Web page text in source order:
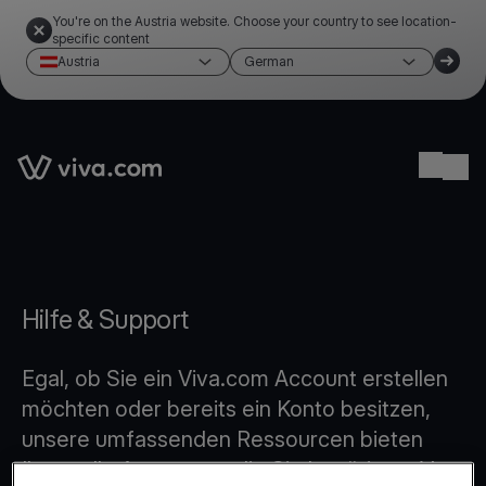
You're on the Austria website. Choose your country to see location-
specific content
Austria
German
Link to the homepage
Hilfe & Support
Egal, ob Sie ein Viva.com Account erstellen
möchten oder bereits ein Konto besitzen,
unsere umfassenden Ressourcen bieten
Ihnen alle Antworten, die Sie benötigen. Von